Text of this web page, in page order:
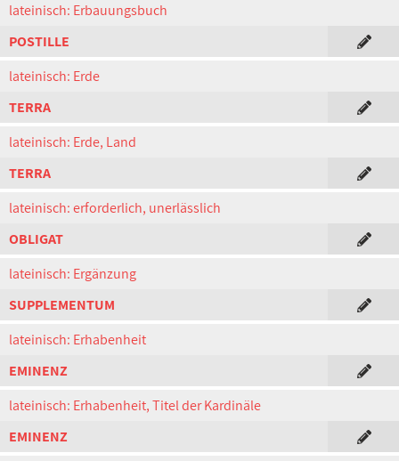
lateinisch: Erbauungsbuch
POSTILLE
lateinisch: Erde
TERRA
lateinisch: Erde, Land
TERRA
lateinisch: erforderlich, unerlässlich
OBLIGAT
lateinisch: Ergänzung
SUPPLEMENTUM
lateinisch: Erhabenheit
EMINENZ
lateinisch: Erhabenheit, Titel der Kardinäle
EMINENZ